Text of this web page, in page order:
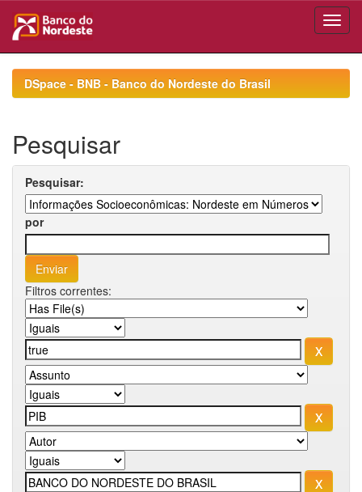
navigationDSpace - BNB - Banco do Nordeste do Brasil
Pesquisar
Pesquisar:
por
Filtros correntes: